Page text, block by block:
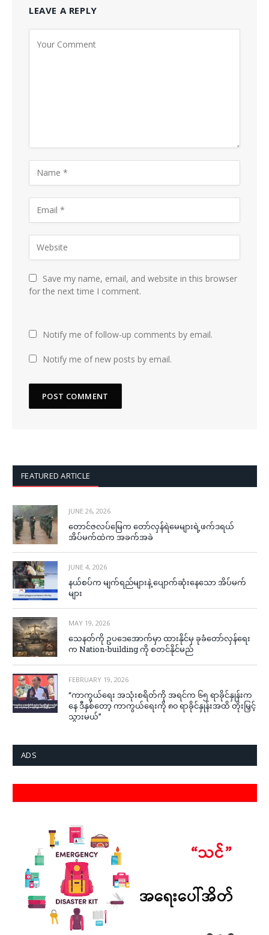
LEAVE A REPLY
Save my name, email, and website in this browser
for the next time I comment.
Notify me of follow-up comments by email.
Notify me of new posts by email.
FEATURED ARTICLE
JUNE 26, 2026
တောင်ဇလပ်မြေက တော်လှန်ရဲမေများရဲ့ဖက်ဒရယ်
အိပ်မက်ထဲက အခက်အခဲ
JUNE 4, 2026
နယ်စပ်က မျက်ရည်များနဲ့ ပျောက်ဆုံးနေသော အိပ်မက်
များ
MAY 19, 2026
သေနတ်ကို ဥပဒေအောက်မှာ ထားနိုင်မှ ခုခံတော်လှန်ရေး
က Nation-building ကို စတင်နိုင်မည်
FEBRUARY 19, 2026
“ကာကွယ်ရေး အသုံးစရိတ်ကို အရင်က ၆၅ ရာခိုင်နှုန်းက
နေ ဒီနှစ်တော့ ကာကွယ်ရေးကို ၈၀ ရာခိုင်နှုန်းအထိ တိုးမြှင့်
သွားမယ်”
ADS